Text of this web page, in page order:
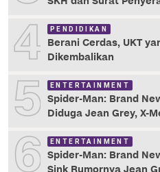
4 PENDIDIKAN
Berani Cerdas, UKT
Dikembalikan
5 ENTERTAINMENT
Spider-Man: Brand
Diduga Jean Grey, X-
6 ENTERTAINMENT
Spider-Man: Brand
Sink Rumornya Jean